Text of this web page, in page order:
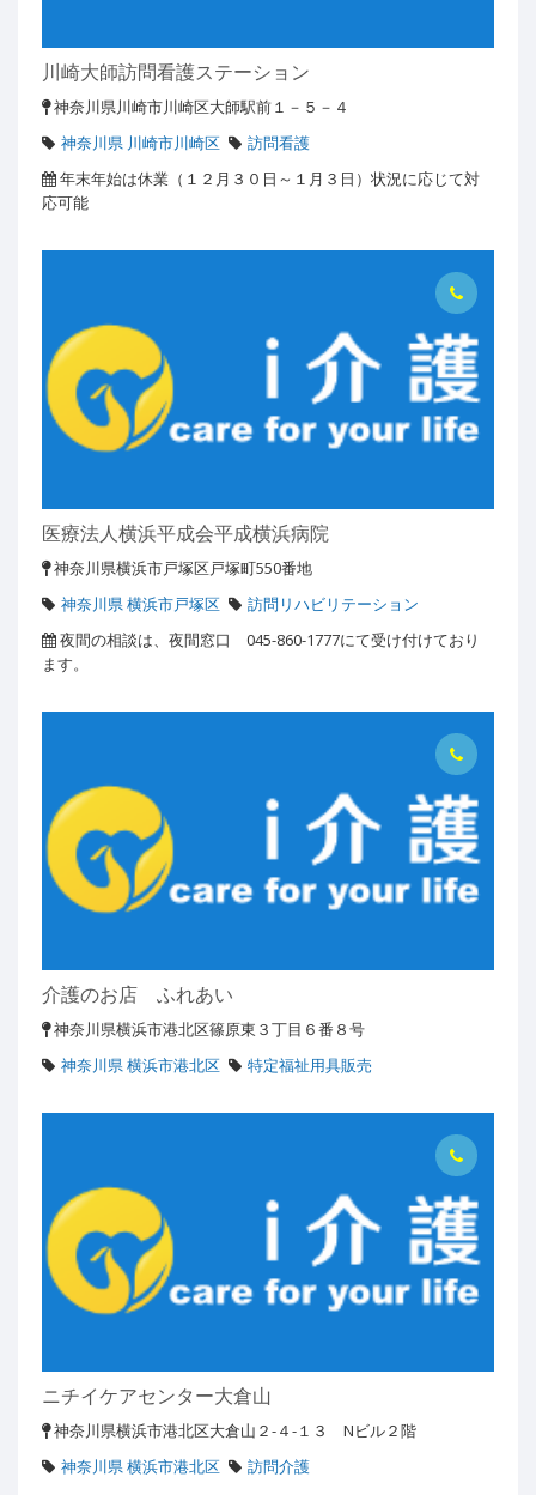
川崎大師訪問看護ステーション
神奈川県川崎市川崎区大師駅前１－５－４
神奈川県 川崎市川崎区
訪問看護
年末年始は休業（１２月３０日～１月３日）状況に応じて対
応可能
医療法人横浜平成会平成横浜病院
神奈川県横浜市戸塚区戸塚町550番地
神奈川県 横浜市戸塚区
訪問リハビリテーション
夜間の相談は、夜間窓口 045-860-1777にて受け付けており
ます。
介護のお店 ふれあい
神奈川県横浜市港北区篠原東３丁目６番８号
神奈川県 横浜市港北区
特定福祉用具販売
ニチイケアセンター大倉山
神奈川県横浜市港北区大倉山２-４-１３ Nビル２階
神奈川県 横浜市港北区
訪問介護